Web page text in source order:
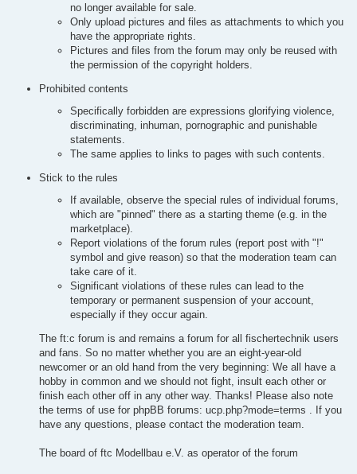
no longer available for sale.
Only upload pictures and files as attachments to which you
have the appropriate rights.
Pictures and files from the forum may only be reused with
the permission of the copyright holders.
Prohibited contents
Specifically forbidden are expressions glorifying violence,
discriminating, inhuman, pornographic and punishable
statements.
The same applies to links to pages with such contents.
Stick to the rules
If available, observe the special rules of individual forums,
which are "pinned" there as a starting theme (e.g. in the
marketplace).
Report violations of the forum rules (report post with "!"
symbol and give reason) so that the moderation team can
take care of it.
Significant violations of these rules can lead to the
temporary or permanent suspension of your account,
especially if they occur again.
The ft:c forum is and remains a forum for all fischertechnik users
and fans. So no matter whether you are an eight-year-old
newcomer or an old hand from the very beginning: We all have a
hobby in common and we should not fight, insult each other or
finish each other off in any other way. Thanks! Please also note
the terms of use for phpBB forums: ucp.php?mode=terms . If you
have any questions, please contact the moderation team.
The board of ftc Modellbau e.V. as operator of the forum